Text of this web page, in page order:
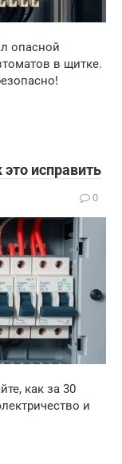
опасной
в щитке.
исправить
0
как за 30
и